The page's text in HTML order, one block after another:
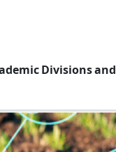
Divisions